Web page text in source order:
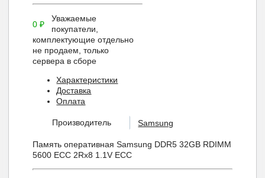
0₽
Уважаемые
покупатели,
комплектующие отдельно
не продаем, только
сервера в сборе
Характеристики
Доставка
Оплата
Производитель Samsung
Память оперативная Samsung DDR5 32GB RDIMM
5600 ECC 2Rx8 1.1V ECC